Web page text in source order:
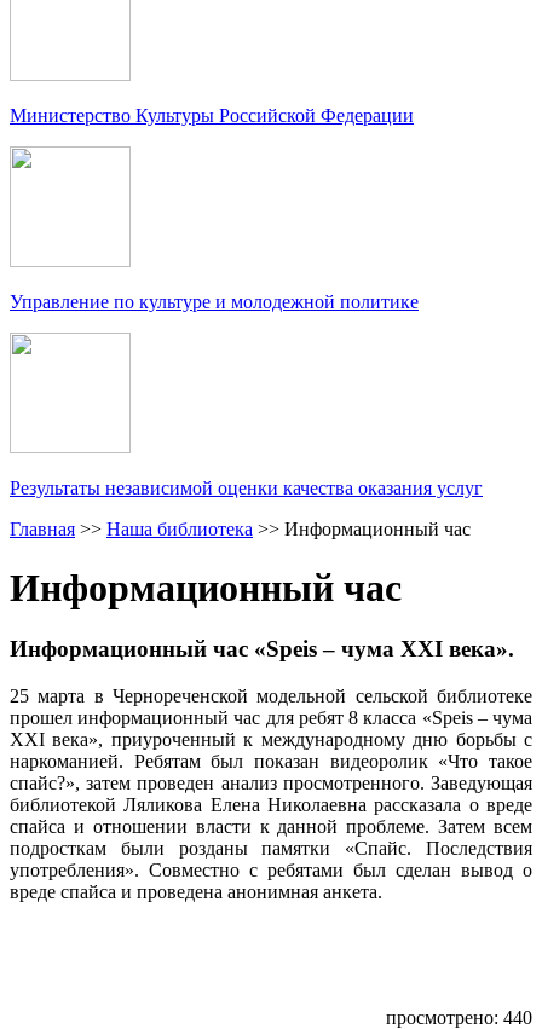
Министерство Культуры Российской Федерации
Управление по культуре и молодежной политике
Результаты независимой оценки качества оказания услуг
Главная >> Наша библиотека >> Информационный час
Информационный час
Информационный час «Speis – чума ХХI века».
25 марта в Чернореченской модельной сельской библиотеке
прошел информационный час для ребят 8 класса «Speis – чума
ХХI века», приуроченный к международному дню борьбы с
наркоманией. Ребятам был показан видеоролик «Что такое
спайс?», затем проведен анализ просмотренного. Заведующая
библиотекой Ляликова Елена Николаевна рассказала о вреде
спайса и отношении власти к данной проблеме. Затем всем
подросткам были розданы памятки «Спайс. Последствия
употребления». Совместно с ребятами был сделан вывод о
вреде спайса и проведена анонимная анкета.
просмотрено: 440